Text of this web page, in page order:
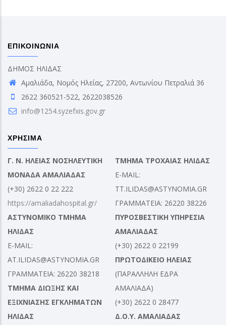
ΕΠΙΚΟΙΝΩΝΙΑ
ΔΗΜΟΣ ΗΛΙΔΑΣ
Αμαλιάδα, Νομός Ηλείας, 27200, Αντωνίου Πετραλιά 36
2622 360521-522, 2622038526
info@1254.syzefxis.gov.gr
ΧΡΗΣΙΜΑ
Γ. Ν. ΗΛΕΙΑΣ ΝΟΣΗΛΕΥΤΙΚΗ
ΜΟΝΑΔΑ ΑΜΑΛΙΑΔΑΣ
(+30) 2622 0 22 222
https://amaliadahospital.gr/
ΑΣΤΥΝΟΜΙΚΟ ΤΜΗΜΑ
ΗΛΙΔΑΣ
E-MAIL:
AT.ILIDAS@ASTYNOMIA.GR
ΓΡΑΜΜΑΤΕΙΑ: 26220 38218
ΤΜΗΜΑ ΔΙΩΞΗΣ ΚΑΙ
ΕΞΙΧΝΙΑΣΗΣ ΕΓΚΛΗΜΑΤΩΝ
ΗΛΙΔΑΣ
ΤΜΗΜΑ ΤΡΟΧΑΙΑΣ ΗΛΙΔΑΣ
E-MAIL:
TT.ILIDAS@ASTYNOMIA.GR
ΓΡΑΜΜΑΤΕΙΑ: 26220 38226
ΠΥΡΟΣΒΕΣΤΙΚΗ ΥΠΗΡΕΣΙΑ
ΑΜΑΛΙΑΔΑΣ
(+30) 2622 0 22199
ΠΡΩΤΟΔΙΚΕΙΟ ΗΛΕΙΑΣ
(ΠΑΡΑΛΛΗΛΗ ΕΔΡΑ
ΑΜΑΛΙΑΔΑ)
(+30) 2622 0 28477
Δ.Ο.Υ. ΑΜΑΛΙΑΔΑΣ